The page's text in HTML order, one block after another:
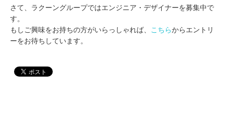
さて、ラクーングループではエンジニア・デザイナーを募集中で
す。
もしご興味をお持ちの方がいらっしゃれば、
こちらからエントリ
ーをお待ちしています。